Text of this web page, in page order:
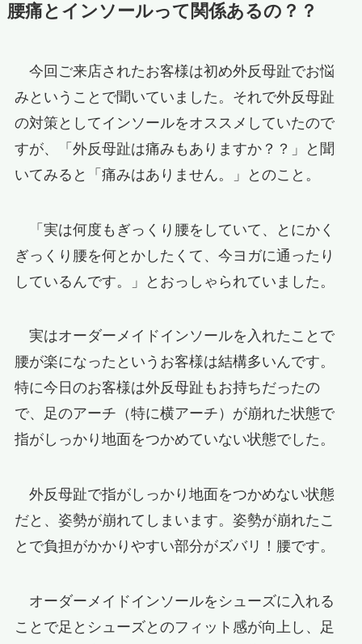
腰痛とインソールって関係あるの？？
今回ご来店されたお客様は初め外反母趾でお悩
みということで聞いていました。それで外反母趾
の対策としてインソールをオススメしていたので
すが、「外反母趾は痛みもありますか？？」と聞
いてみると「痛みはありません。」とのこと。
「実は何度もぎっくり腰をしていて、とにかく
ぎっくり腰を何とかしたくて、今ヨガに通ったり
しているんです。」とおっしゃられていました。
実はオーダーメイドインソールを入れたことで
腰が楽になったというお客様は結構多いんです。
特に今日のお客様は外反母趾もお持ちだったの
で、足のアーチ（特に横アーチ）が崩れた状態で
指がしっかり地面をつかめていない状態でした。
外反母趾で指がしっかり地面をつかめない状態
だと、姿勢が崩れてしまいます。姿勢が崩れたこ
とで負担がかかりやすい部分がズバリ！腰です。
オーダーメイドインソールをシューズに入れる
ことで足とシューズとのフィット感が向上し、足